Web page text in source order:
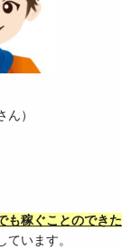
）
も稼ぐことのできた
ています。